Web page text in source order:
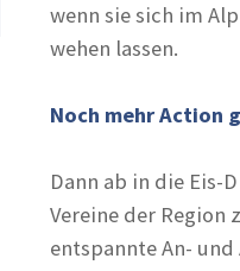
wenn sie sich im
wehen lassen.
Noch mehr Action
Dann ab in die Eis-
Vereine der Region
entspannte An-